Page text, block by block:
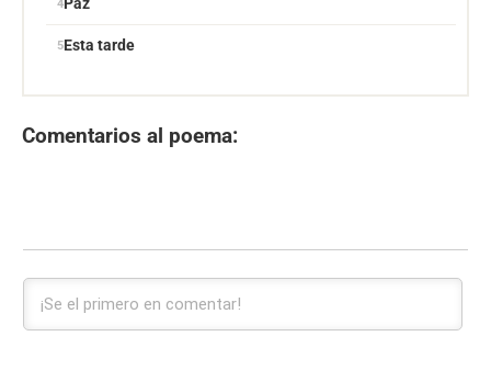
Esta tarde
Comentarios al poema: